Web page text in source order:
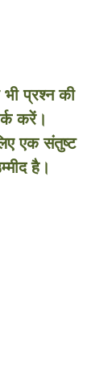
प्रश्न की
करें।
एक संतुष्ट
है।